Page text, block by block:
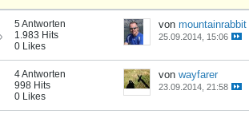
5 Antworten
1.983 Hits
0 Likes
von mountainrabbit
25.09.2014, 15:06
4 Antworten
998 Hits
0 Likes
von wayfarer
23.09.2014, 21:58